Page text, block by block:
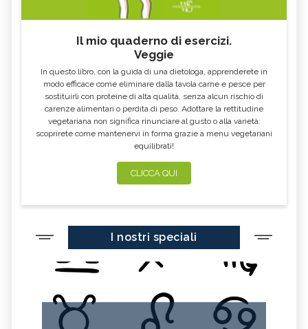
Il mio quaderno di esercizi.
Veggie
In questo libro, con la guida di una dietologa, apprenderete in
modo efficace come eliminare dalla tavola carne e pesce per
sostituirli con proteine di alta qualità, senza alcun rischio di
carenze alimentari o perdita di peso. Adottare la rettitudine
vegetariana non significa rinunciare al gusto o alla varietà:
scoprirete come mantenervi in forma grazie a menu vegetariani
equilibrati!
CLICCA QUI
I nostri speciali